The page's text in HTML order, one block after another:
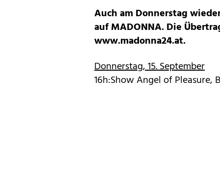
Auch am Donnerstag
auf MADONNA. Die
www.madonna24.at.
Donnerstag, 15. September
16h:Show Angel of Pleasure,